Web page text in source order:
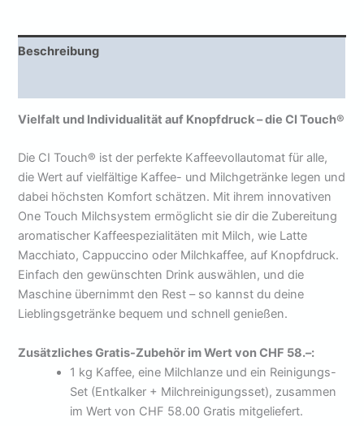
Beschreibung
Vielfalt und Individualität auf Knopfdruck – die CI Touch®
Die CI Touch® ist der perfekte Kaffeevollautomat für alle,
die Wert auf vielfältige Kaffee- und Milchgetränke legen und
dabei höchsten Komfort schätzen. Mit ihrem innovativen
One Touch Milchsystem ermöglicht sie dir die Zubereitung
aromatischer Kaffeespezialitäten mit Milch, wie Latte
Macchiato, Cappuccino oder Milchkaffee, auf Knopfdruck.
Einfach den gewünschten Drink auswählen, und die
Maschine übernimmt den Rest – so kannst du deine
Lieblingsgetränke bequem und schnell genießen.
Zusätzliches Gratis-Zubehör im Wert von CHF 58.–:
1 kg Kaffee, eine Milchlanze und ein Reinigungs-
Set (Entkalker + Milchreinigungsset), zusammen
im Wert von CHF 58.00 Gratis mitgeliefert.